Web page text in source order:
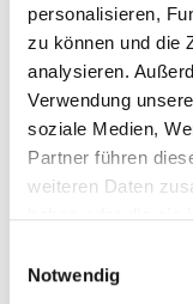
personalisieren,
zu können und die
analysieren.
Verwendung
soziale Medien,
Partner führen
weiteren Daten
haben oder die sie
Notwendig
196 J/m
110 °C
STÜTZMATERIAL
auswaschbar